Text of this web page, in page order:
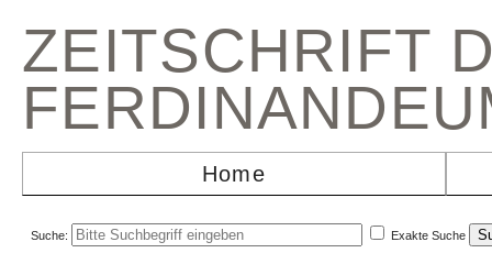
ZEITSCHRIFT
Home
Suche: Exakte Suche